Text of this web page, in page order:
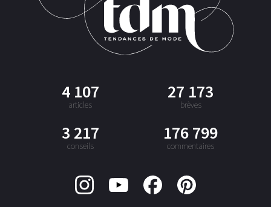
4 107
articles
27 173
brèves
3 217
conseils
176 799
commentaires